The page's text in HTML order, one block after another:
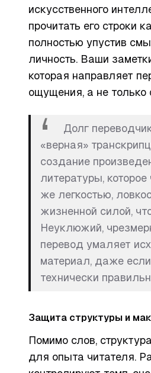
искусственного
прочитать его строки
полностью упустив
личность. Ваши
которая направляет
ощущения, а не только
Долг
«верная»
создание
литературы, которое
же легкостью,
жизненной силой,
Неуклюжий,
перевод умаляет
материал, даже
технически
Защита структуры и
Помимо слов,
для опыта читателя.